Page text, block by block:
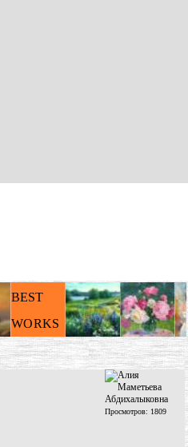
BEST
WORKS
Просмотров: 1809